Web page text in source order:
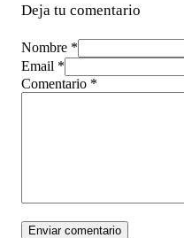
Deja tu comentario
Nombre *
Email *
Comentario *